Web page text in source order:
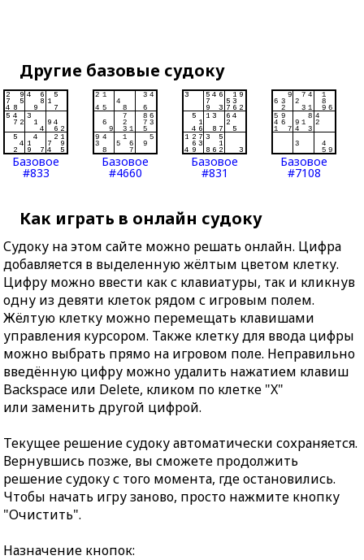
Другие базовые судоку
Базовое
#833
Базовое
#4660
Базовое
#831
Базовое
#7108
Как играть в онлайн судоку
Судоку на этом сайте можно решать онлайн. Цифра
добавляется в выделенную жёлтым цветом клетку.
Цифру можно ввести как с клавиатуры, так и кликнув
одну из девяти клеток рядом с игровым полем.
Жёлтую клетку можно перемещать клавишами
управления курсором. Также клетку для ввода цифры
можно выбрать прямо на игровом поле. Неправильно
введённую цифру можно удалить нажатием клавиш
Backspace или Delete, кликом по клетке "X"
или заменить другой цифрой.
Текущее решение судоку автоматически сохраняется.
Вернувшись позже, вы сможете продолжить
решение судоку с того момента, где остановились.
Чтобы начать игру заново, просто нажмите кнопку
"Очистить".
Назначение кнопок: